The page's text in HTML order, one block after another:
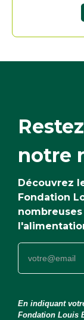
notre
Découvrez
Fondation
En indiquant
Fondation Louis